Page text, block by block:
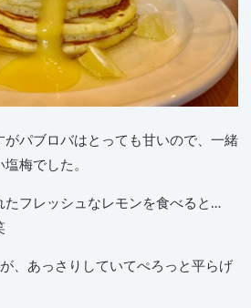
がパブロバはとっても甘いので、一緒
梅でした。
たフレッシュなレモンを食べると…
、あっさりしていてぺろっと平らげ